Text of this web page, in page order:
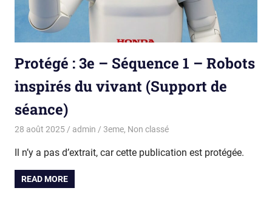
Protégé : 3e – Séquence 1 – Robots
inspirés du vivant (Support de
séance)
28 août 2025 admin 3eme, Non classé
Il n’y a pas d’extrait, car cette publication est protégée.
READ MORE